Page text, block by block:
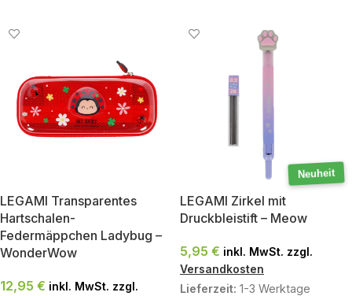
LEGAMI Transparentes
Hartschalen-
Federmäppchen Ladybug –
WonderWow
12,95 € inkl. MwSt. zzgl.
Neuheit
LEGAMI Zirkel mit
Druckbleistift – Meow
5,95 € inkl. MwSt. zzgl.
Versandkosten
Lieferzeit: 1-3 Werktage